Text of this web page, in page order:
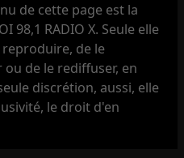
de cette page est la
98,1 RADIO X. Seule elle
de le
de le rediffuser, en
discrétion, aussi, elle
le droit d'en